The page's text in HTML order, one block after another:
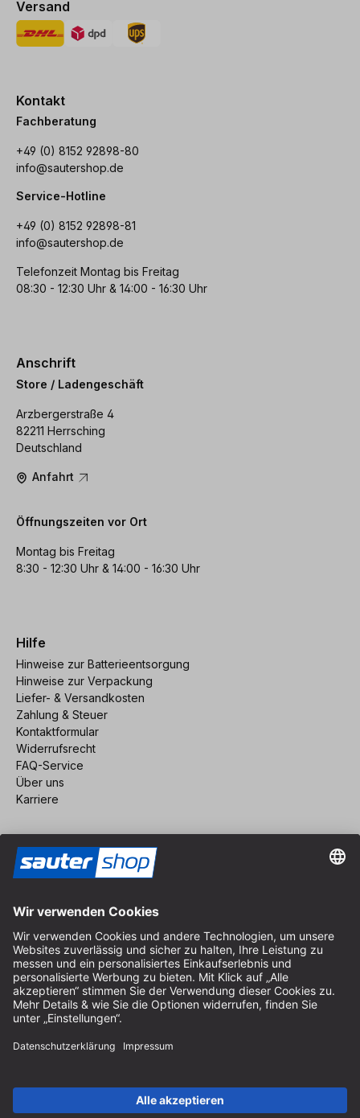
Versand
Kontakt
Fachberatung
+49 (0) 8152 92898-80
info@sautershop.de
Service-Hotline
+49 (0) 8152 92898-81
info@sautershop.de
Telefonzeit Montag bis Freitag
08:30 - 12:30 Uhr & 14:00 - 16:30 Uhr
Anschrift
Store / Ladengeschäft
Arzbergerstraße 4
82211 Herrsching
Deutschland
Anfahrt
Öffnungszeiten vor Ort
Montag bis Freitag
8:30 - 12:30 Uhr & 14:00 - 16:30 Uhr
Hilfe
Hinweise zur Batterieentsorgung
Hinweise zur Verpackung
Liefer- & Versandkosten
Zahlung & Steuer
Kontaktformular
Widerrufsrecht
FAQ-Service
Über uns
Karriere
Impressum
AGB
Datenschutz
Cookie-Einstellungen
© 2026 sauter GmbH
* kostenloser Versand ab 150 Euro Bestellwert innerhalb
Deutschlands für die Standard-Paketgrößen - ausgenommen
Sperrgut und Fracht